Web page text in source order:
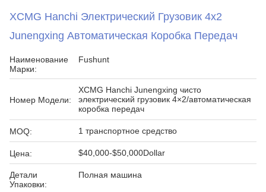
XCMG Hanchi Электрический Грузовик 4x2
Junengxing Автоматическая Коробка Передач
Наименование
Марки:
Fushunt
Номер Модели:
XCMG Hanchi Junengxing чисто
электрический грузовик 4×2/автоматическая
коробка передач
MOQ: 1 транспортное средство
Цена: $40,000-$50,000Dollar
Детали
Упаковки:
Полная машина